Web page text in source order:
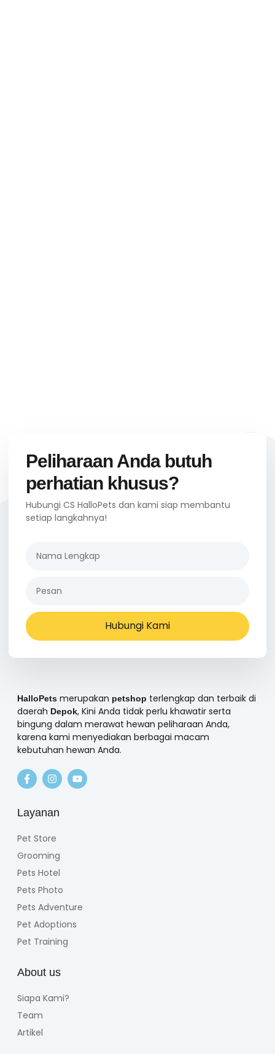
Peliharaan Anda butuh
perhatian khusus?
Hubungi CS HalloPets dan kami siap membantu
setiap langkahnya!
Hubungi Kami
HalloPets merupakan petshop terlengkap dan terbaik di
daerah Depok, Kini Anda tidak perlu khawatir serta
bingung dalam merawat hewan peliharaan Anda,
karena kami menyediakan berbagai macam
kebutuhan hewan Anda.
Layanan
Pet Store
Grooming
Pets Hotel
Pets Photo
Pets Adventure
Pet Adoptions
Pet Training
About us
Siapa Kami?
Team
Artikel